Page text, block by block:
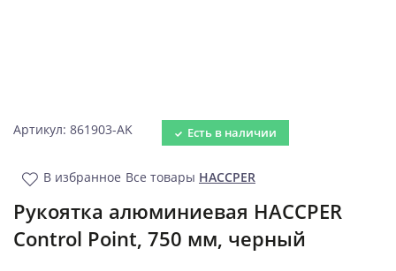
Артикул: 861903-AK Есть в наличии
В избранное Все товары HACCPER
Рукоятка алюминиевая HACCPER
Control Point, 750 мм, черный